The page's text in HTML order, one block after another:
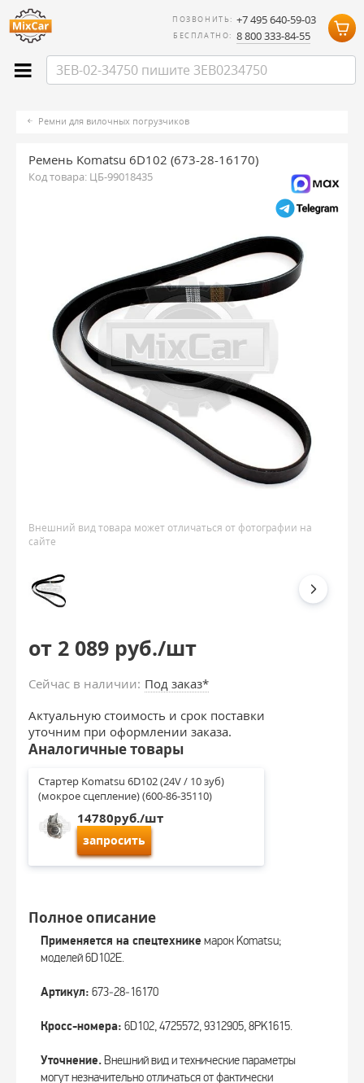
ПОЗВОНИТЬ: +7 495 640-59-03
БЕСПЛАТНО: 8 800 333-84-55
Ремни для вилочных погрузчиков
Ремень Komatsu 6D102 (673-28-16170)
Код товара: ЦБ-99018435
Внешний вид товара может отличаться от фотографии на
сайте
от 2 089 руб./шт
Сейчас в наличии: Под заказ*
Актуальную стоимость и срок поставки
уточним при оформлении заказа.
Аналогичные товары
Стартер Komatsu 6D102 (24V / 10 зуб)
(мокрое сцепление) (600-86-35110)
14780руб./шт
запросить
Полное описание
Применяется на спецтехнике марок Komatsu;
моделей 6D102E.
Артикул: 673‑28‑16170
Кросс-номера: 6D102, 4725572, 9312905, 8PK1615.
Уточнение.Внешний вид и технические параметры
могут незначительно отличаться от фактически